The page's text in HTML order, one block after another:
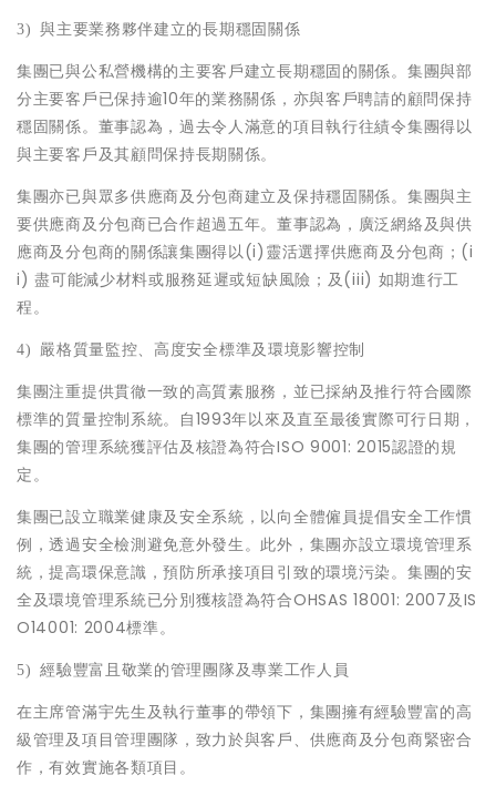
3)與主要業務夥伴建立的長期穩固關係
集團已與公私營機構的主要客戶建立長期穩固的關係。集團與部
分主要客戶已保持逾10年的業務關係，亦與客戶聘請的顧問保持
穩固關係。董事認為，過去令人滿意的項目執行往績令集團得以
與主要客戶及其顧問保持長期關係。
集團亦已與眾多供應商及分包商建立及保持穩固關係。集團與主
要供應商及分包商已合作超過五年。董事認為，廣泛網絡及與供
應商及分包商的關係讓集團得以(i)靈活選擇供應商及分包商；(i
i) 盡可能減少材料或服務延遲或短缺風險；及(iii) 如期進行工
程。
4) 嚴格質量監控、高度安全標準及環境影響控制
集團注重提供貫徹一致的高質素服務，並已採納及推行符合國際
標準的質量控制系統。自1993年以來及直至最後實際可行日期，
集團的管理系統獲評估及核證為符合ISO 9001: 2015認證的規
定。
集團已設立職業健康及安全系統，以向全體僱員提倡安全工作慣
例，透過安全檢測避免意外發生。此外，集團亦設立環境管理系
統，提高環保意識，預防所承接項目引致的環境污染。集團的安
全及環境管理系統已分別獲核證為符合OHSAS 18001: 2007及IS
O14001: 2004標準。
5)經驗豐富且敬業的管理團隊及專業工作人員
在主席管滿宇先生及執行董事的帶領下，集團擁有經驗豐富的高
級管理及項目管理團隊，致力於與客戶、供應商及分包商緊密合
作，有效實施各類項目。